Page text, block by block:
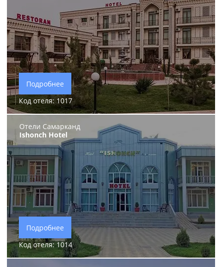
Подробнее
Код отеля: 1017
Отели Самарканд
Ishonch Hotel
Подробнее
Код отеля: 1014